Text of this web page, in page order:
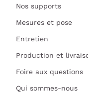
Nos supports
Mesures et pose
Entretien
Production et
Foire aux questions
Qui sommes-nous